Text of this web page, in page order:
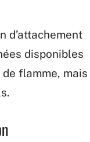
d’attachement
disponibles
flamme, mais